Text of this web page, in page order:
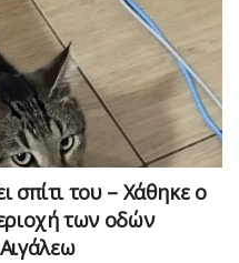
σπίτι του – Χάθηκε ο
των οδών